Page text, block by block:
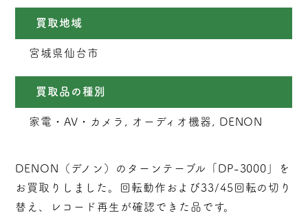
買取地域
宮城県仙台市
買取品の種別
家電・AV・カメラ, オーディオ機器, DENON
DENON（デノン）のターンテーブル「DP-3000」を
お買取りしました。回転動作および33/45回転の切り
替え、レコード再生が確認できた品です。